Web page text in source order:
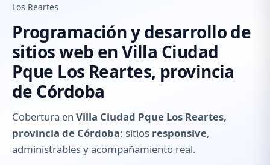
Los Reartes
Programación y desarrollo de
sitios web en Villa Ciudad
Pque Los Reartes, provincia
de Córdoba
Cobertura en Villa Ciudad Pque Los Reartes,
provincia de Córdoba: sitios responsive,
administrables y acompañamiento real.